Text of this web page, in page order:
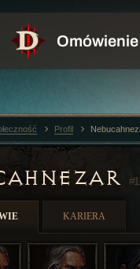
KARIERA
Profil